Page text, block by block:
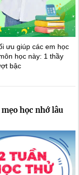
ưu giúp các em học
học này: 1 thầy
bậc
học nhớ lâu